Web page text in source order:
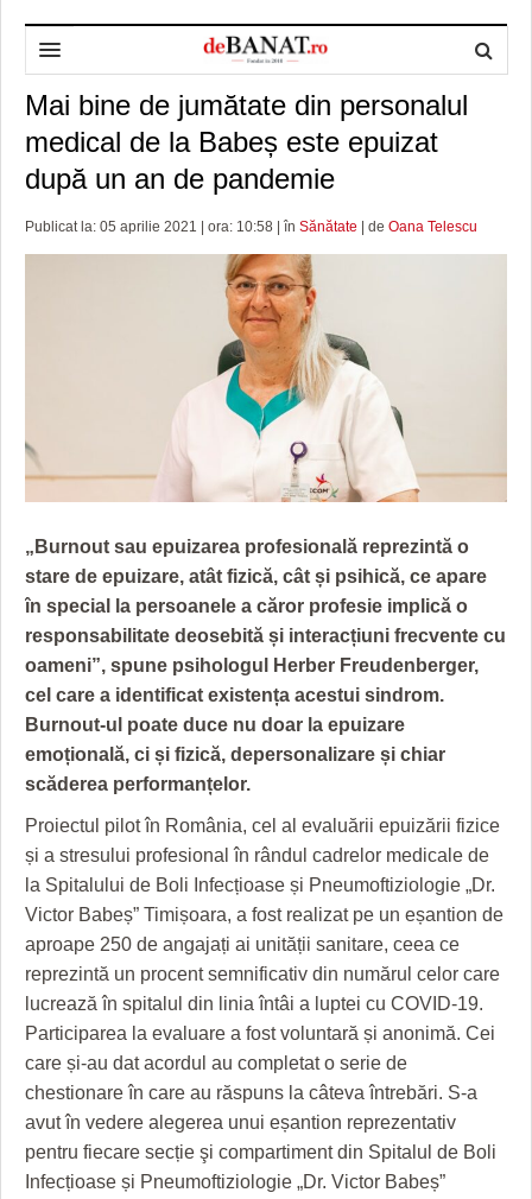
HOME
DESPRE NOI
REDACȚIA DEBANAT
POLITICA DE CONFIDENȚIALITATE
ADMINISTRAȚIE
PRIMĂRIA TIMIŞOARA
ALTE SPORTURI
DOSARELE DEBANAT
ETICA LUCIDITĂȚII ASISTATE
GRĂDINA TAICII DOMNULUI
ZIARISTU’ DE TERASĂ
CU OIŞTEA-N KIERKEGAARD
PE SURSE
TIMP LIBER ȘI CULTURĂ
ULTRAMARIN VA RECOMANDA
CRONICĂ DE FILM
UNDE MERGEM
FILME DOCUMENTARE
JOCURI ONLINE
ACCIDENTE
ANUNŢURI
INFO SI UTILE
INVATAMANT
JUSTITIE
FILME DOCUMENTARE
CLIPURI VIDEO
JOCURI ONLINE
DIVERSE
FARMACII DIN TIMIŞOARA
HARTA TIMIŞOAREI
LICEE, ŞCOLI ŞI GRĂDINIŢE DIN TIMIŞ
PRIMĂRIILE DIN TIMIŞ
Mai bine de jumătate din personalul
medical de la Babeș este epuizat
după un an de pandemie
Publicat la: 05 aprilie 2021 | ora: 10:58 | în Sănătate | de Oana Telescu
„Burnout sau epuizarea profesională reprezintă o
stare de epuizare, atât fizică, cât și psihică, ce apare
în special la persoanele a căror profesie implică o
responsabilitate deosebită și interacțiuni frecvente cu
oameni”, spune psihologul Herber Freudenberger,
cel care a identificat existența acestui sindrom.
Burnout-ul poate duce nu doar la epuizare
emoțională, ci și fizică, depersonalizare și chiar
scăderea performanțelor.
Proiectul pilot în România, cel al evaluării epuizării fizice
și a stresului profesional în rândul cadrelor medicale de
la Spitalului de Boli Infecțioase și Pneumoftiziologie „Dr.
Victor Babeș” Timișoara, a fost realizat pe un eșantion de
aproape 250 de angajați ai unității sanitare, ceea ce
reprezintă un procent semnificativ din numărul celor care
lucrează în spitalul din linia întâi a luptei cu COVID-19.
Participarea la evaluare a fost voluntară și anonimă. Cei
care și-au dat acordul au completat o serie de
chestionare în care au răspuns la câteva întrebări. S-a
avut în vedere alegerea unui eșantion reprezentativ
pentru fiecare secție şi compartiment din Spitalul de Boli
Infecțioase și Pneumoftiziologie „Dr. Victor Babeș”